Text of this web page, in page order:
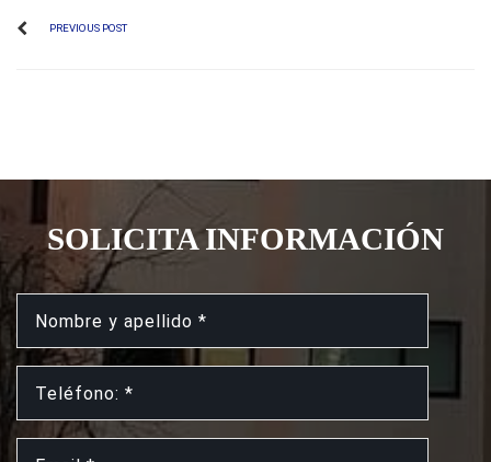
PREVIOUS POST
SOLICITA INFORMACIÓN